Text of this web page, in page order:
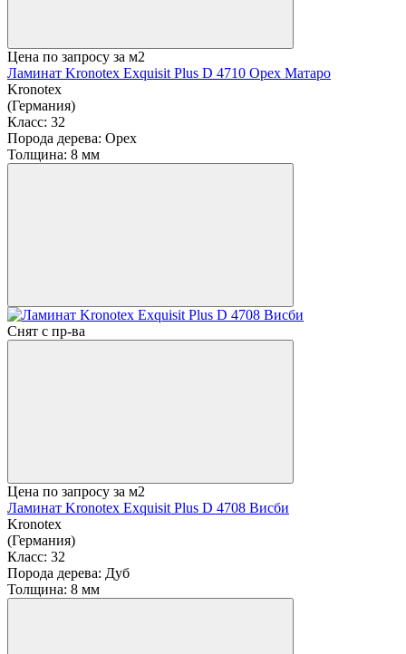
Цена по запросу за м2
Ламинат Kronotex Exquisit Plus D 4710 Орех Матаро
Kronotex
(Германия)
Класс: 32
Порода дерева: Орех
Толщина: 8 мм
Снят с пр-ва
Цена по запросу за м2
Ламинат Kronotex Exquisit Plus D 4708 Висби
Kronotex
(Германия)
Класс: 32
Порода дерева: Дуб
Толщина: 8 мм